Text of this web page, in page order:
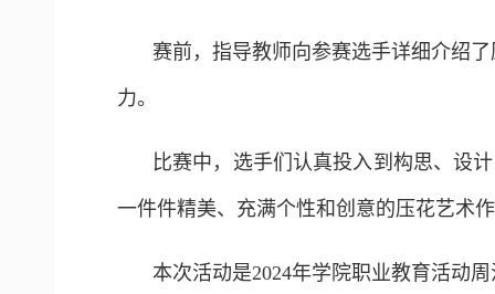
赛前，指导教师向参赛选手详细介绍
力。
比赛中，选手们认真投入到构思、设
一件件精美、充满个性和创意的压花艺术
本次活动是2024年学院职业教育活动